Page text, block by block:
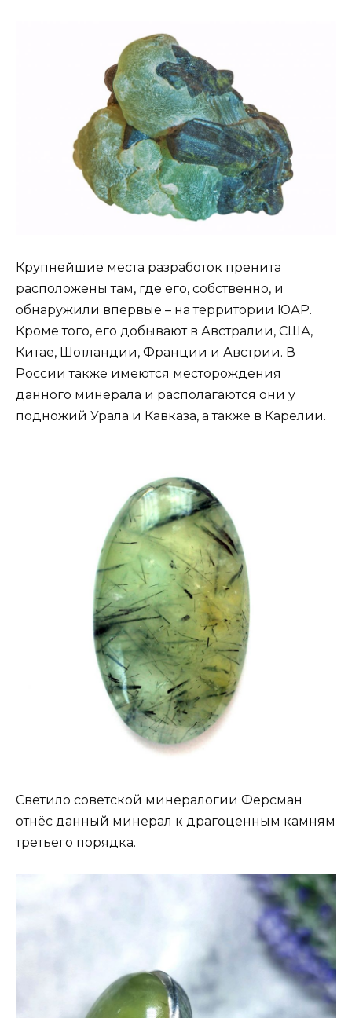
Крупнейшие места разработок пренита
расположены там, где его, собственно, и
обнаружили впервые – на территории ЮАР.
Кроме того, его добывают в Австралии, США,
Китае, Шотландии, Франции и Австрии. В
России также имеются месторождения
данного минерала и располагаются они у
подножий Урала и Кавказа, а также в Карелии.
Светило советской минералогии Ферсман
отнёс данный минерал к драгоценным камням
третьего порядка.